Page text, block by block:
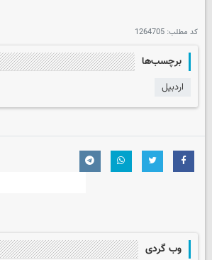
کد مطلب: 1264705
برچسب‌ها
اردبیل
وب گردی